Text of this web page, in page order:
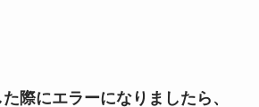
際にエラーになりましたら、